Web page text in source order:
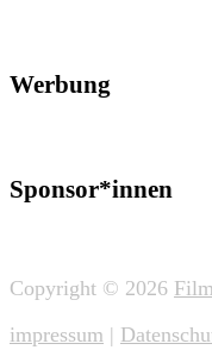
Werbung
Sponsor*innen
Copyright © 2026
impressum |